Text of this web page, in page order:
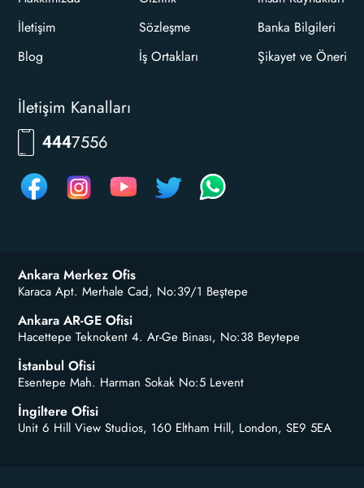
İletişim
Blog
Sözleşme
İş Ortakları
Banka Bilgileri
Şikayet ve Öneri
İletişim Kanalları
444RKLM
Ankara Merkez Ofis
Karaca Apt. Merhale Cad, No:39/1 Beştepe
Ankara AR-GE Ofisi
Hacettepe Teknokent 4. Ar-Ge Binası, No:38 Beytepe
İstanbul Ofisi
Esentepe Mah. Harman Sokak No:5 Levent
İngiltere Ofisi
Unit 6 Hill View Studios, 160 Eltham Hill, London, SE9 5EA